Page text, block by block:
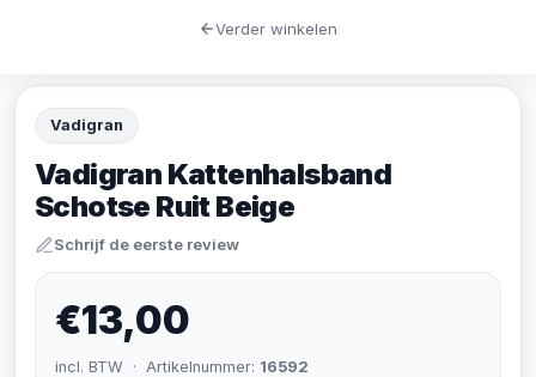
Vadigran
Vadigran Kattenhalsband
Schotse Ruit Beige
Schrijf de eerste review
€13,00
incl. BTW · Artikelnummer: 16592
Verder winkelen